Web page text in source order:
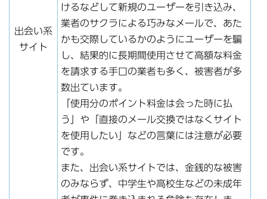
出会い系
サイト
けるなどして新規のユーザーを引き込み、
業者のサクラによる巧みなメールで、あた
かも交際しているかのようにユーザーを騙
し、結果的に長期間使用させて高額な料金
を請求する手口の業者も多く、被害者が多
数出ています。
「使用分のポイント料金は会った時に払
う」や「直接のメール交換ではなくサイト
を使用したい」などの言葉には注意が必要
です。
また、出会い系サイトでは、金銭的な被害
のみならず、中学生や高校生などの未成年